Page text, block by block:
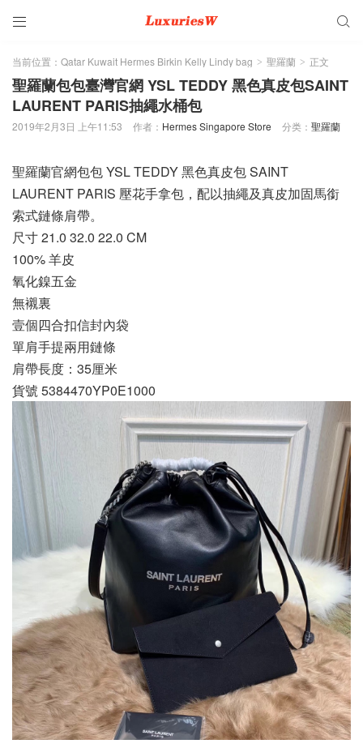
 
当前位置： Qatar Kuwait Hermes Birkin Kelly Lindy bag > 聖羅蘭 > 正文
聖羅蘭包包臺灣官網 YSL TEDDY 黑色真皮包SAINT
LAURENT PARIS抽繩水桶包
2019年2月3日 上午11:53 作者： Hermes Singapore Store 分类： 聖羅蘭
聖羅蘭官網包包 YSL TEDDY 黑色真皮包 SAINT
LAURENT PARIS 壓花手拿包，配以抽繩及真皮加固馬銜
索式鏈條肩帶。
尺寸 21.0 32.0 22.0 CM
100% 羊皮
氧化鎳五金
無襯裏
壹個四合扣信封內袋
單肩手提兩用鏈條
肩帶長度：35厘米
貨號 5384470YP0E1000